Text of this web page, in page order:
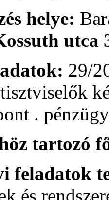
helye:
utca
29/
.
tartozó
feladatok
és